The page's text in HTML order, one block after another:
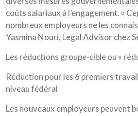
coûts salariaux à l’engagement. «
nombreux employeurs ne les
Yasmina Nouri, Legal Advisor chez
Les réductions groupe-cible ou «
Réduction pour les 6 premiers
niveau fédéral
Les nouveaux employeurs peuvent